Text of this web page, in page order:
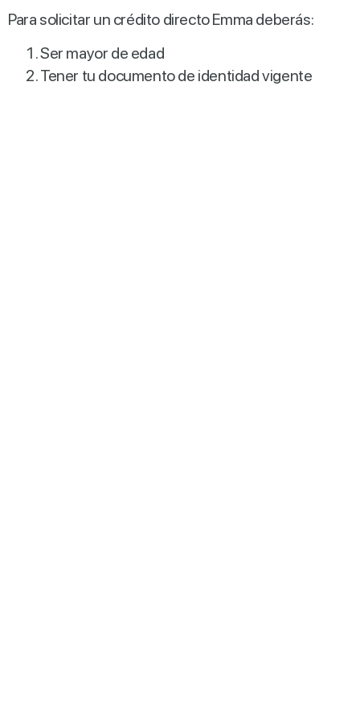
Para solicitar un crédito directo Emma deberás:
Ser mayor de edad
Tener tu documento de identidad vigente